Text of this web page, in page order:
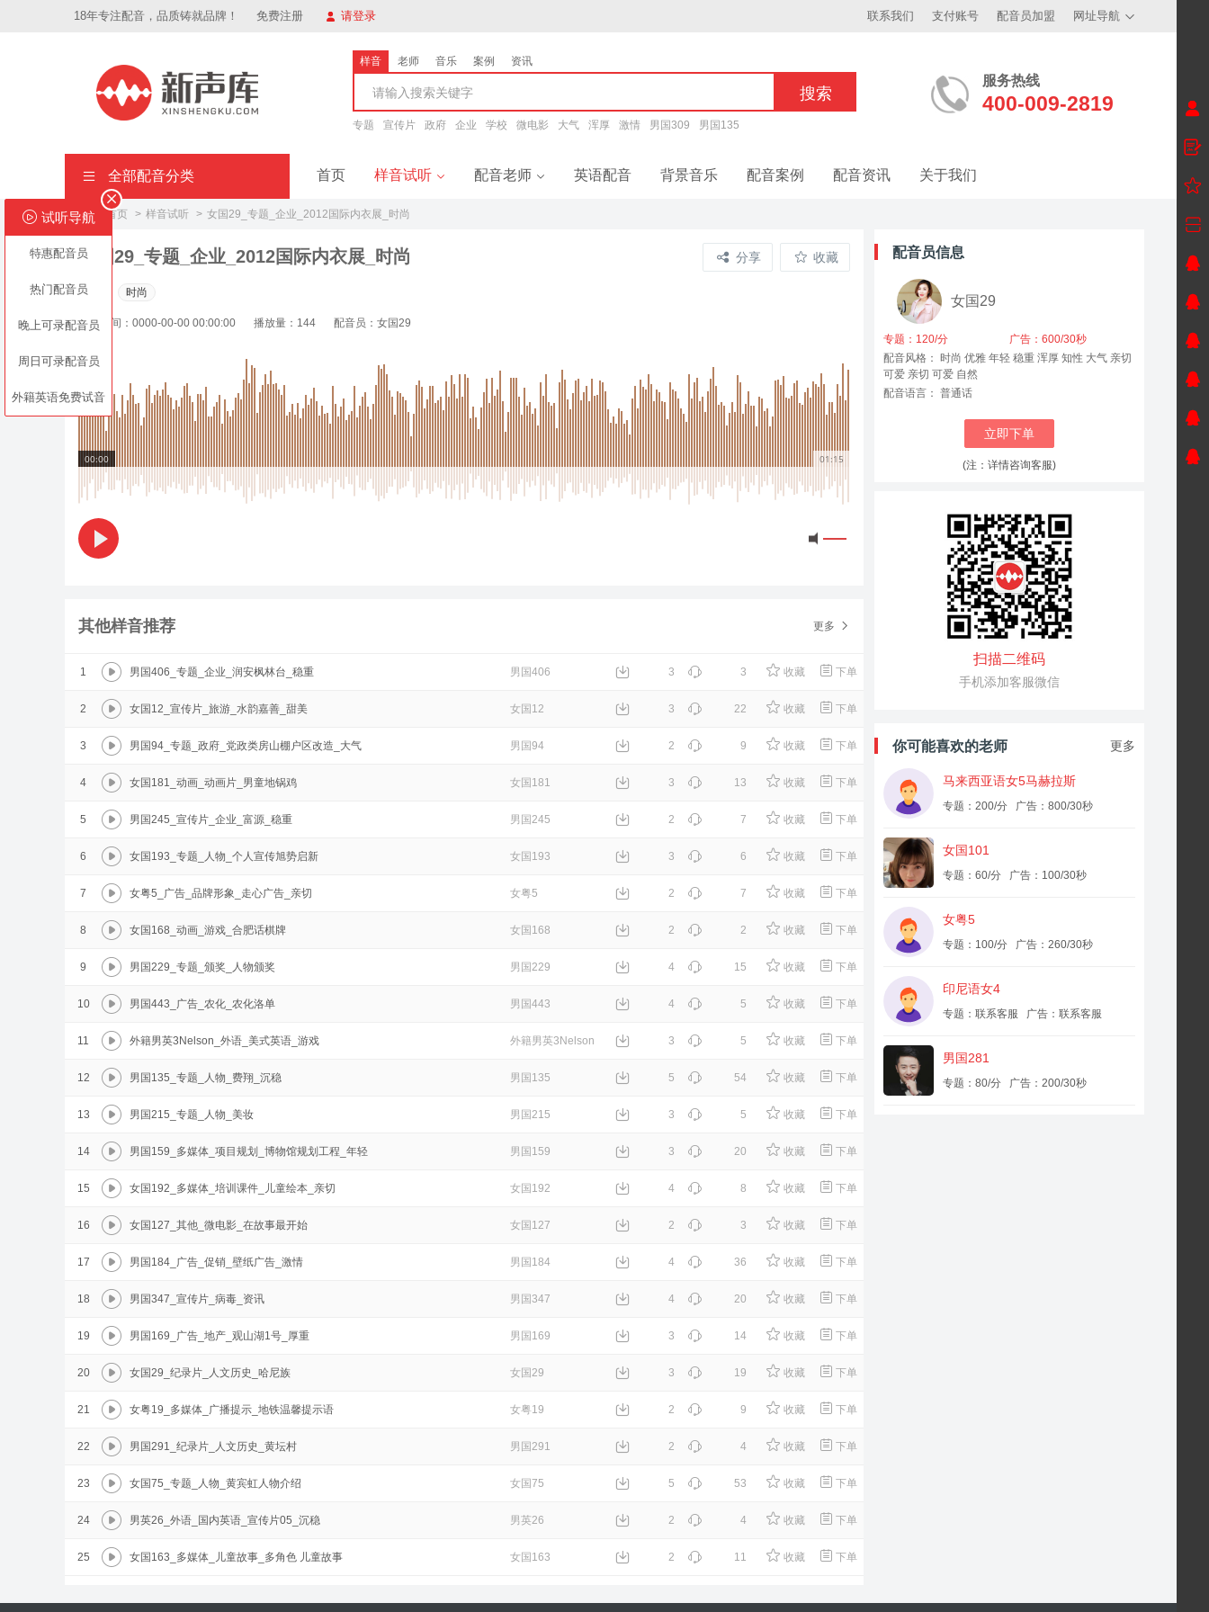
18年专注配音，品质铸就品牌！ 免费注册 请登录 联系我们 支付账号 配音员加盟 网址导航
样音 老师 音乐 案例 资讯
专题 宣传片 政府 企业 学校 微电影 大气 浑厚 激情 男国309 男国135
服务热线
400-009-2819
全部配音分类 首页 样音试听
专题配音
配音老师 英语配音 背景音乐 配音案例 配音资讯 关于我们
试听导航
特惠配音员
热门配音员
晚上可录配音员
周日可录配音员
外籍英语免费试音
网站首页 样音试听 女国29_专题_企业_2012国际内衣展_时尚
女国29_专题_企业_2012国际内衣展_时尚
标签： 时尚
上传时间：0000-00-00 00:00:00 播放量：144 配音员：女国29
01:15
00:00
分享 收藏
其他样音推荐 更多
1 男国406_专题_企业_润安枫林台_稳重 男国406 3 3 收藏 下单
2 女国12_宣传片_旅游_水韵嘉善_甜美 女国12 3 22 收藏 下单
3 男国94_专题_政府_党政类房山棚户区改造_大气 男国94 2 9 收藏 下单
4 女国181_动画_动画片_男童地锅鸡 女国181 3 13 收藏 下单
5 男国245_宣传片_企业_富源_稳重 男国245 2 7 收藏 下单
6 女国193_专题_人物_个人宣传旭势启新 女国193 3 6 收藏 下单
7 女粤5_广告_品牌形象_走心广告_亲切 女粤5 2 7 收藏 下单
8 女国168_动画_游戏_合肥话棋牌 女国168 2 2 收藏 下单
9 男国229_专题_颁奖_人物颁奖 男国229 4 15 收藏 下单
10 男国443_广告_农化_农化洛单 男国443 4 5 收藏 下单
11 外籍男英3Nelson_外语_美式英语_游戏 外籍男英3Nelson 3 5 收藏 下单
12 男国135_专题_人物_费翔_沉稳 男国135 5 54 收藏 下单
13 男国215_专题_人物_美妆 男国215 3 5 收藏 下单
14 男国159_多媒体_项目规划_博物馆规划工程_年轻 男国159 3 20 收藏 下单
15 女国192_多媒体_培训课件_儿童绘本_亲切 女国192 4 8 收藏 下单
16 女国127_其他_微电影_在故事最开始 女国127 2 3 收藏 下单
17 男国184_广告_促销_壁纸广告_激情 男国184 4 36 收藏 下单
18 男国347_宣传片_病毒_资讯 男国347 4 20 收藏 下单
19 男国169_广告_地产_观山湖1号_厚重 男国169 3 14 收藏 下单
20 女国29_纪录片_人文历史_哈尼族 女国29 3 19 收藏 下单
21 女粤19_多媒体_广播提示_地铁温馨提示语 女粤19 2 9 收藏 下单
22 男国291_纪录片_人文历史_黄坛村 男国291 2 4 收藏 下单
23 女国75_专题_人物_黄宾虹人物介绍 女国75 5 53 收藏 下单
24 男英26_外语_国内英语_宣传片05_沉稳 男英26 2 4 收藏 下单
25 女国163_多媒体_儿童故事_多角色 儿童故事 女国163 2 11 收藏 下单
配音员信息
女国29
专题：120/分
广告：600/30秒
配音风格： 时尚 优雅 年轻 稳重 浑厚 知性 大气 亲切
可爱 亲切 可爱 自然
配音语言： 普通话
立即下单
(注：详情咨询客服)
扫描二维码
手机添加客服微信
你可能喜欢的老师 更多
马来西亚语女5马赫拉斯
专题：200/分 广告：800/30秒
女国101
专题：60/分 广告：100/30秒
女粤5
专题：100/分 广告：260/30秒
印尼语女4
专题：联系客服 广告：联系客服
男国281
专题：80/分 广告：200/30秒